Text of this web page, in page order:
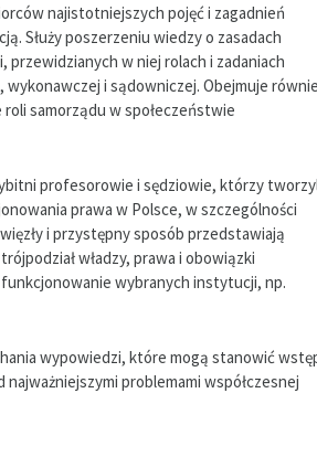
najistotniejszych pojęć i zagadnień
Służy poszerzeniu wiedzy o zasadach
przewidzianych w niej rolach i zadaniach
wykonawczej i sądowniczej. Obejmuje
samorządu w społeczeństwie
profesorowie i sędziowie, którzy
prawa w Polsce, w szczególności
i przystępny sposób przedstawiają
władzy, prawa i obowiązki
wybranych instytucji, np.
wypowiedzi, które mogą stanowić
najważniejszymi problemami współczesnej